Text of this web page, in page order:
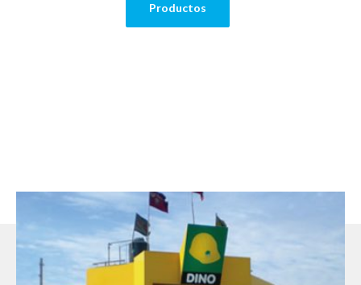
Productos